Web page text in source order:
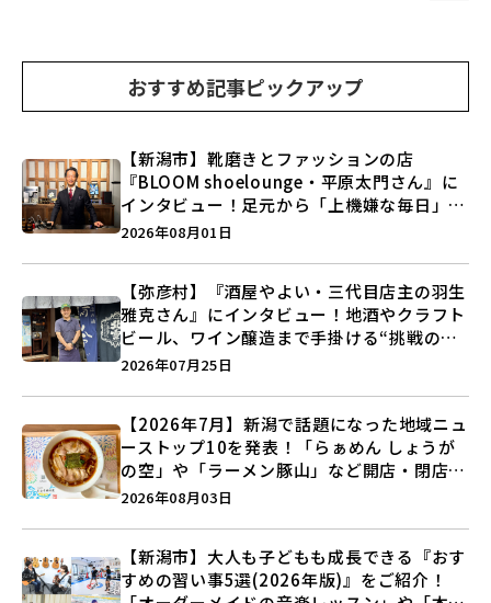
おすすめ記事ピックアップ
【新潟市】靴磨きとファッションの店
『BLOOM shoelounge・平原太門さん』に
インタビュー！足元から「上機嫌な毎日」を
つくる装いの提案とは？
2026年08月01日
【弥彦村】『酒屋やよい・三代目店主の羽生
雅克さん』にインタビュー！地酒やクラフト
ビール、ワイン醸造まで手掛ける“挑戦の歴
史”に迫る♪
2026年07月25日
【2026年7月】新潟で話題になった地域ニュ
ーストップ10を発表！「らぁめん しょうが
の空」や「ラーメン豚山」など開店・閉店の
注目記事をランキングでご紹介♪
2026年08月03日
【新潟市】大人も子どもも成長できる『おす
すめの習い事5選(2026年版)』をご紹介！